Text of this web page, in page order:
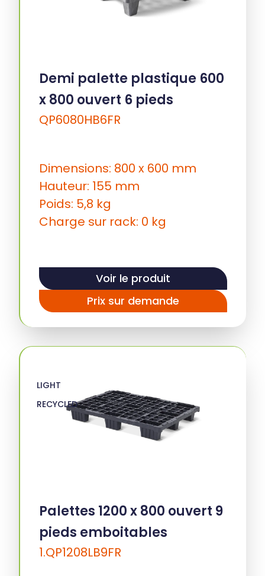
Demi palette plastique 600
x 800 ouvert 6 pieds
QP6080HB6FR
Dimensions: 800 x 600 mm
Hauteur: 155 mm
Poids: 5,8 kg
Charge sur rack: 0 kg
Voir le produit
Prix sur demande
LIGHT
RECYCLED
Palettes 1200 x 800 ouvert 9
pieds emboitables
1.QP1208LB9FR